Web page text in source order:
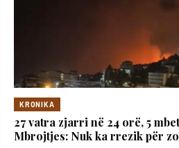
KRONIKA
27 vatra zjarri në 24 orë, 5
Mbrojtjes: Nuk ka rrezik për